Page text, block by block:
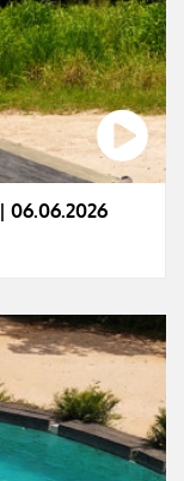
06.06.2026